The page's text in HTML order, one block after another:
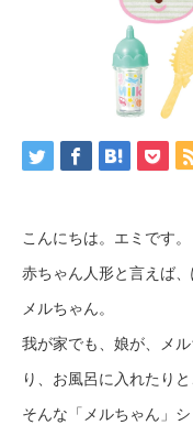
こんにちは。エミです。
赤ちゃん人形と言えば
メルちゃん。
我が家でも、娘が、メ
り、お風呂に入れたり
そんな「メルちゃん」